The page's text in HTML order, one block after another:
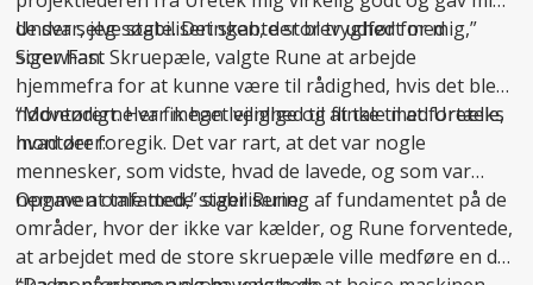
de svar, jeg søgte. Det skabte stor tryghed for mig,”
siger han.
Under selve stabiliseringen, der blev udført med
ScrewFast Skruepæle, valgte Rune at arbejde
hjemmefra for at kunne være til rådighed, hvis det blev
nødvendigt. Her fik han lejlighed til at tale med Ureteks
montører:
“Montørerne var meget venlige og flinke til at fortælle,
hvad der foregik. Det var rart, at det var nogle
mennesker, som vidste, hvad de lavede, og som var
nemme at tale med,” siger Rune.
Opgaven omfattedestabilisering af fundamentet på de
områder, hvor der ikke var kælder, og Rune forventede,
at arbejdet med de store skruepæle ville medføre en del